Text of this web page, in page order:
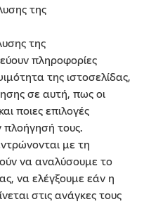
της
της
πληροφορίες
της ιστοσελίδας,
σε αυτή, πως οι
ποιες επιλογές
τους.
με τη
να αναλύσουμε το
να ελέγξουμε εάν η
στις ανάγκες τους